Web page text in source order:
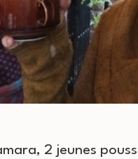
2 jeunes